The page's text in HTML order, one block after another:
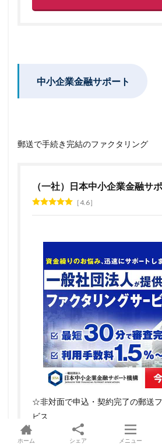
中小企業金融サポート
郵送で手続き完結のファクタリング
（一社）日本中小企業金融サ
4.6
☆非対面で申込・契約完了の郵送
ビス
☆審査回答は最短30分
ホーム シェア メニュー